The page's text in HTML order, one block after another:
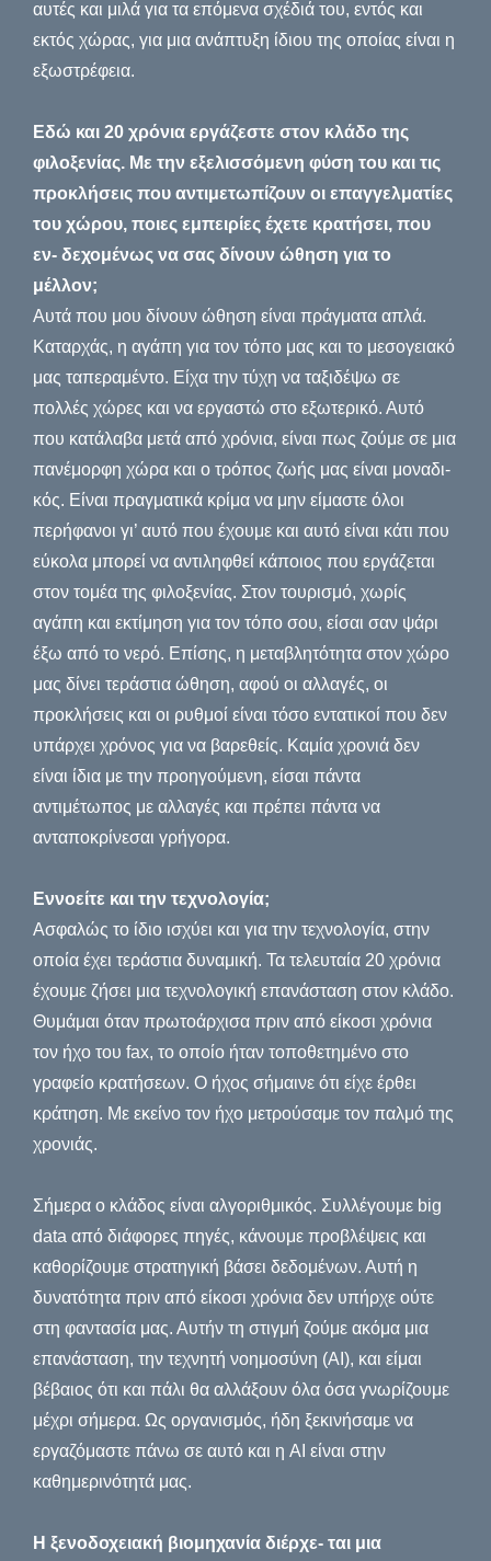
αυτές και μιλά για τα επόμενα σχέδιά του, εντός και
εκτός χώρας, για μια ανάπτυξη ίδιου της οποίας είναι η
εξωστρέφεια.
Εδώ και 20 χρόνια εργάζεστε στον κλάδο της
φιλοξενίας. Με την εξελισσόμενη φύση του και τις
προκλήσεις που αντιμετωπίζουν οι επαγγελματίες
του χώρου, ποιες εμπειρίες έχετε κρατήσει, που
εν- δεχομένως να σας δίνουν ώθηση για το
μέλλον;
Αυτά που μου δίνουν ώθηση είναι πράγματα απλά.
Καταρχάς, η αγάπη για τον τόπο μας και το μεσογειακό
μας ταπεραμέντο. Είχα την τύχη να ταξιδέψω σε
πολλές χώρες και να εργαστώ στο εξωτερικό. Αυτό
που κατάλαβα μετά από χρόνια, είναι πως ζούμε σε μια
πανέμορφη χώρα και ο τρόπος ζωής μας είναι μοναδι-
κός. Είναι πραγματικά κρίμα να μην είμαστε όλοι
περήφανοι γι’ αυτό που έχουμε και αυτό είναι κάτι που
εύκολα μπορεί να αντιληφθεί κάποιος που εργάζεται
στον τομέα της φιλοξενίας. Στον τουρισμό, χωρίς
αγάπη και εκτίμηση για τον τόπο σου, είσαι σαν ψάρι
έξω από το νερό. Επίσης, η μεταβλητότητα στον χώρο
μας δίνει τεράστια ώθηση, αφού οι αλλαγές, οι
προκλήσεις και οι ρυθμοί είναι τόσο εντατικοί που δεν
υπάρχει χρόνος για να βαρεθείς. Καμία χρονιά δεν
είναι ίδια με την προηγούμενη, είσαι πάντα
αντιμέτωπος με αλλαγές και πρέπει πάντα να
ανταποκρίνεσαι γρήγορα.
Εννοείτε και την τεχνολογία;
Ασφαλώς το ίδιο ισχύει και για την τεχνολογία, στην
οποία έχει τεράστια δυναμική. Τα τελευταία 20 χρόνια
έχουμε ζήσει μια τεχνολογική επανάσταση στον κλάδο.
Θυμάμαι όταν πρωτοάρχισα πριν από είκοσι χρόνια
τον ήχο του fax, το οποίο ήταν τοποθετημένο στο
γραφείο κρατήσεων. Ο ήχος σήμαινε ότι είχε έρθει
κράτηση. Με εκείνο τον ήχο μετρούσαμε τον παλμό της
χρονιάς.
Σήμερα ο κλάδος είναι αλγοριθμικός. Συλλέγουμε big
data από διάφορες πηγές, κάνουμε προβλέψεις και
καθορίζουμε στρατηγική βάσει δεδομένων. Αυτή η
δυνατότητα πριν από είκοσι χρόνια δεν υπήρχε ούτε
στη φαντασία μας. Αυτήν τη στιγμή ζούμε ακόμα μια
επανάσταση, την τεχνητή νοημοσύνη (AI), και είμαι
βέβαιος ότι και πάλι θα αλλάξουν όλα όσα γνωρίζουμε
μέχρι σήμερα. Ως οργανισμός, ήδη ξεκινήσαμε να
εργαζόμαστε πάνω σε αυτό και η AI είναι στην
καθημερινότητά μας.
Η ξενοδοχειακή βιομηχανία διέρχε- ται μια